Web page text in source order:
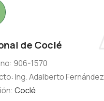
de Coclé
906-1570
Ing. Adalberto Fernández
Coclé